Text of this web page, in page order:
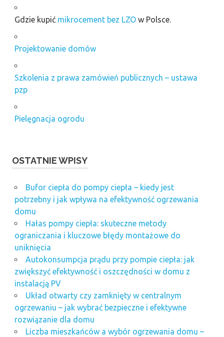
mieszkania
od
dewelopera
poznań
panele
płytki
ze
cegły
producent
łazienek
remonty
warszawa
Warszawa
-
układanie
kostki
wiercenie
betonu
Gdzie kupić mikrocement bez LZOw Polsce.
Projektowanie domów
Szkolenia z prawa zamówień publicznych – ustawa
pzp
Pielęgnacja ogrodu
OSTATNIE WPISY
Bufor ciepła do pompy ciepła – kiedy jest
potrzebny i jak wpływa na efektywność ogrzewania
domu
Hałas pompy ciepła: skuteczne metody
ograniczania i kluczowe błędy montażowe do
uniknięcia
Autokonsumpcja prądu przy pompie ciepła: jak
zwiększyć efektywność i oszczędności w domu z
instalacją PV
Układ otwarty czy zamknięty w centralnym
ogrzewaniu – jak wybrać bezpieczne i efektywne
rozwiązanie dla domu
Liczba mieszkańców a wybór ogrzewania domu –